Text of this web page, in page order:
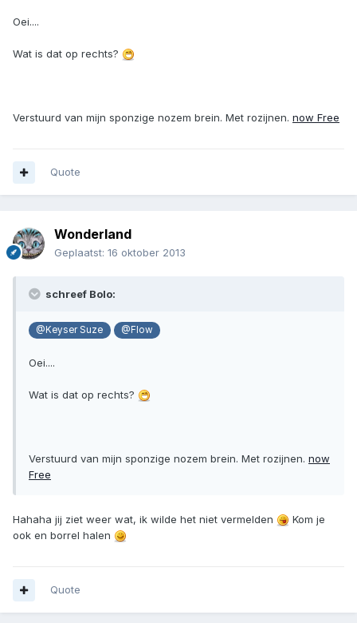
Oei....
Wat is dat op rechts?
Verstuurd van mijn sponzige nozem brein. Met rozijnen. now Free
Quote
Wonderland
Geplaatst: 16 oktober 2013
schreef Bolo:
@Keyser Suze @Flow
Oei....
Wat is dat op rechts?
Verstuurd van mijn sponzige nozem brein. Met rozijnen. now
Free
Hahaha jij ziet weer wat, ik wilde het niet vermelden
Kom je
ook en borrel halen
Quote